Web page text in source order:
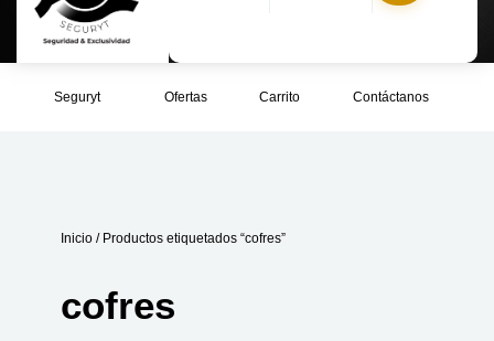
Seguryt Ofertas Carrito Contáctanos
Inicio / Productos etiquetados “cofres”
cofres